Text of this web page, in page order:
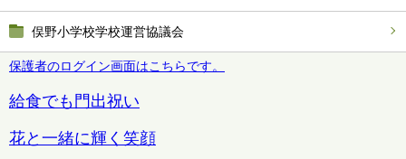
俣野小学校学校運営協議会
保護者のログイン画面はこちらです。
給食でも門出祝い
花と一緒に輝く笑顔